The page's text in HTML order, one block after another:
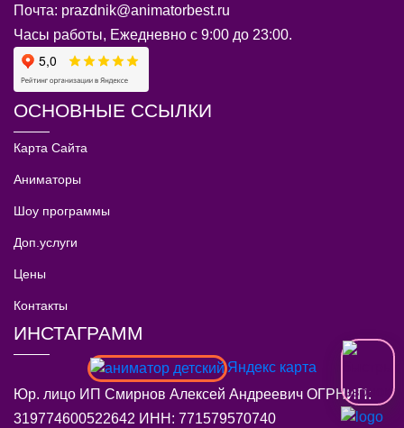
Почта: prazdnik@animatorbest.ru
Часы работы, Ежедневно с 9:00 до 23:00.
ОСНОВНЫЕ ССЫЛКИ
Карта Сайта
Аниматоры
Шоу программы
Доп.услуги
Цены
Контакты
ИНСТАГРАММ
Яндекс карта
Юр. лицо ИП Смирнов Алексей Андреевич ОГРНИП:
319774600522642 ИНН: 771579570740